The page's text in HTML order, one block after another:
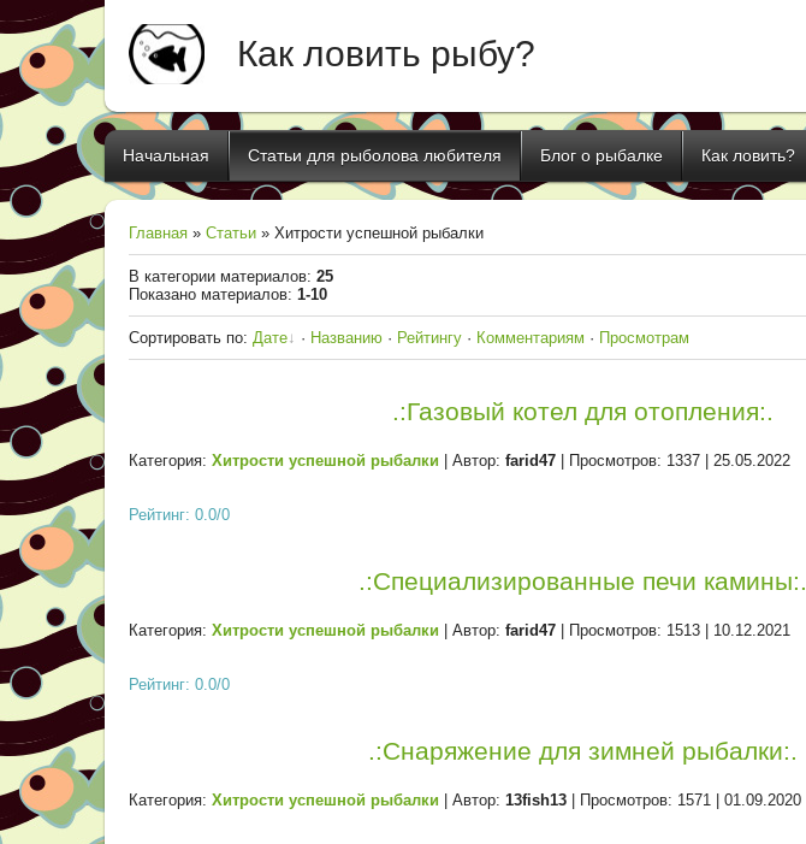
Как ловить рыбу?
Начальная Статьи для рыболова любителя Блог о рыбалке Как ловить?
Главная » Статьи » Хитрости успешной рыбалки
В категории материалов: 25
Показано материалов: 1-10
Сортировать по: Дате · Названию · Рейтингу · Комментариям · Просмотрам
.:Газовый котел для отопления:.
Категория: Хитрости успешной рыбалки | Автор: farid47 | Просмотров: 1337 | 25.05.2022
Рейтинг: 0.0/0
.:Специализированные печи камины:.
Категория: Хитрости успешной рыбалки | Автор: farid47 | Просмотров: 1513 | 10.12.2021
Рейтинг: 0.0/0
.:Снаряжение для зимней рыбалки:.
Категория: Хитрости успешной рыбалки | Автор: 13fish13 | Просмотров: 1571 | 01.09.2020